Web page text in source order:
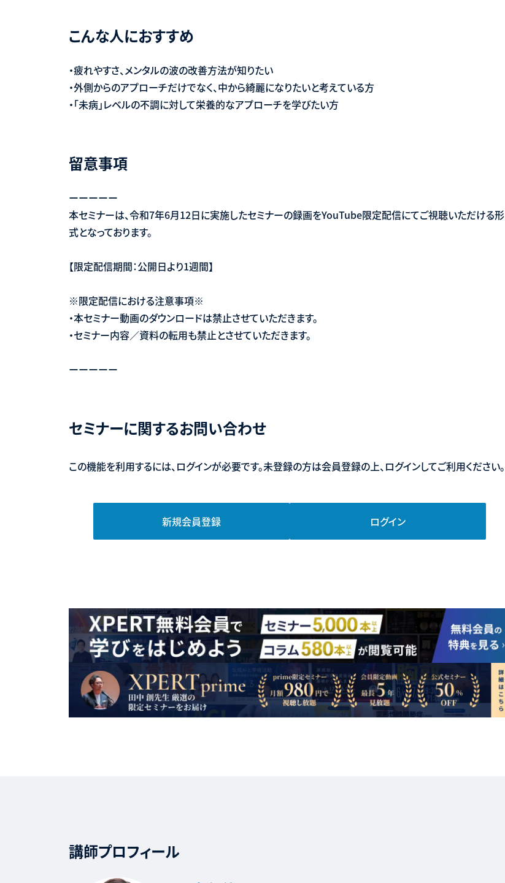
こんな人におすすめ
・疲れやすさ、メンタルの波の改善方法が知りたい
・外側からのアプローチだけでなく、中から綺麗になりたいと考えている方
・「未病」レベルの不調に対して栄養的なアプローチを学びたい方
留意事項
ーーーーー
本セミナーは、令和7年6月12日に実施したセミナーの録画をYouTube限定配信にてご視聴いただける形
式となっております。
【限定配信期間：公開日より1週間】
※限定配信における注意事項※
・本セミナー動画のダウンロードは禁止させていただきます。
・セミナー内容／資料の転用も禁止とさせていただきます。
ーーーーー
セミナーに関するお問い合わせ
この機能を利用するには、ログインが必要です。未登録の方は会員登録の上、ログインしてご利用ください。
新規会員登録 ログイン
講師プロフィール